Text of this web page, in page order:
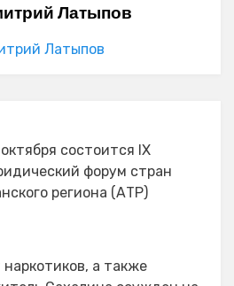
Латыпов
Латыпов
состоится IX
форум стран
региона (АТР)
а также